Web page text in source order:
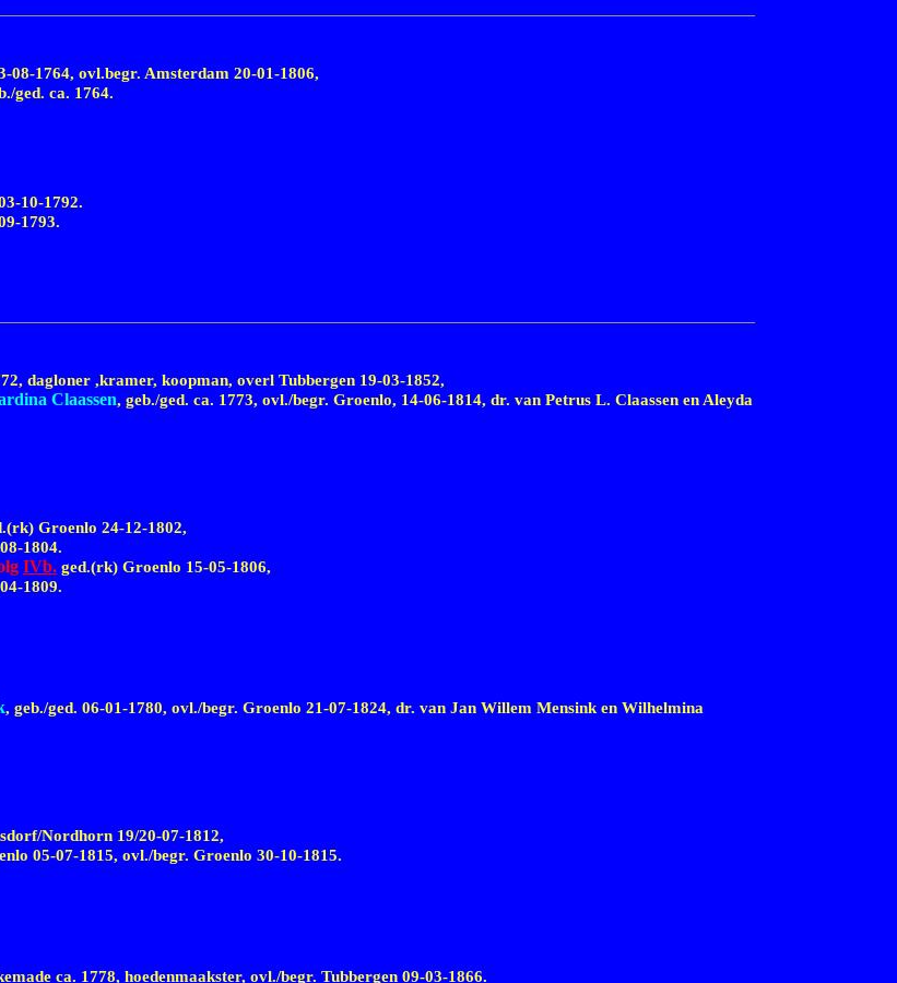
08-1764, ovl.begr. Amsterdam 20-01-1806,
ged. ca. 1764.
10-1792.
1793.
dagloner ,kramer, koopman, overl Tubbergen 19-03-1852,
Claassen, geb./ged. ca. 1773, ovl./begr. Groenlo, 14-06-1814, dr. van Petrus L. Claassen en Aleyda
Groenlo 24-12-1802,
1804.
IVb. ged.(rk) Groenlo 15-05-1806,
1809.
, geb./ged. 06-01-1780, ovl./begr. Groenlo 21-07-1824, dr. van Jan Willem Mensink en Wilhelmina
Nordhorn 19/20-07-1812,
05-07-1815, ovl./begr. Groenlo 30-10-1815.
ca. 1778, hoedenmaakster, ovl./begr. Tubbergen 09-03-1866.